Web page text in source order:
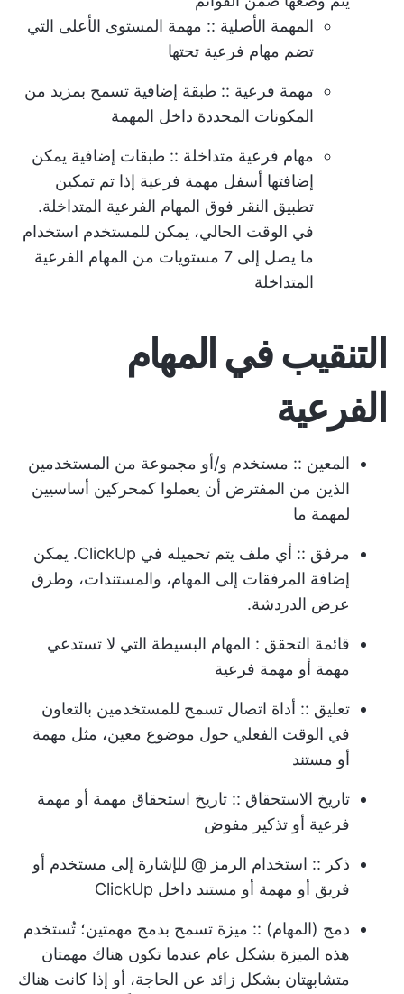
المهمة الأصلية :: مهمة المستوى الأعلى التي
تضم مهام فرعية تحتها
مهمة فرعية :: طبقة إضافية تسمح بمزيد من
المكونات المحددة داخل المهمة
مهام فرعية متداخلة :: طبقات إضافية يمكن
إضافتها أسفل مهمة فرعية إذا تم تمكين
تطبيق النقر فوق المهام الفرعية المتداخلة.
في الوقت الحالي، يمكن للمستخدم استخدام
ما يصل إلى 7 مستويات من المهام الفرعية
المتداخلة
التنقيب في المهام
الفرعية
المعين :: مستخدم و/أو مجموعة من المستخدمين
الذين من المفترض أن يعملوا كمحركين أساسيين
لمهمة ما
مرفق
:: أي ملف يتم تحميله في ClickUp. يمكن
إضافة المرفقات إلى المهام، والمستندات، وطرق
عرض الدردشة.
قائمة التحقق : المهام البسيطة التي لا تستدعي
مهمة أو مهمة فرعية
تعليق :: أداة اتصال تسمح للمستخدمين بالتعاون
في الوقت الفعلي حول موضوع معين، مثل مهمة
أو مستند
تاريخ الاستحقاق :: تاريخ استحقاق مهمة أو مهمة
فرعية أو تذكير مفوض
ذكر :: استخدام الرمز @ للإشارة إلى مستخدم أو
فريق أو مهمة أو مستند داخل ClickUp
دمج (المهام) :: ميزة تسمح بدمج مهمتين؛ تُستخدم
هذه الميزة بشكل عام عندما تكون هناك مهمتان
متشابهتان بشكل زائد عن الحاجة، أو إذا كانت هناك